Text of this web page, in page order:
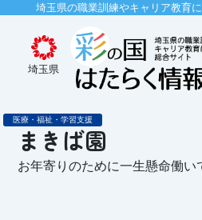
埼玉県の職業訓練やキャリア教育
埼玉県
医療・福祉・学習支援
まきば園
お年寄りのために一生懸命働い